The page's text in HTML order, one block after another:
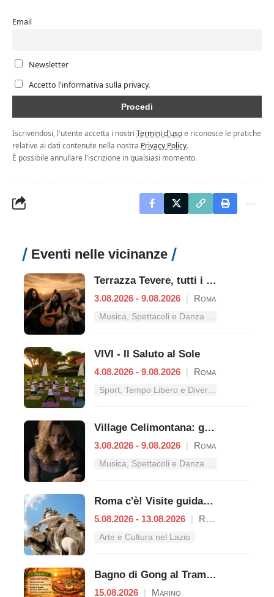
Email
Newsletter
Accetto l'informativa sulla privacy.
Iscrivendosi, l'utente accetta i nostri Termini d'usoe riconosce le pratiche
relative ai dati contenute nella nostra Privacy Policy.
È possibile annullare l'iscrizione in qualsiasi momento.
Eventi nelle vicinanze
Terrazza Tevere, tutti i concerti dal 3 al 9 agosto
3.08.2026 - 9.08.2026 | Roma
VIVI - Il Saluto al Sole
4.08.2026 - 9.08.2026 | Roma
Village Celimontana: gli appuntamenti dal 3 al 9 agosto
3.08.2026 - 9.08.2026 | Roma
Roma c'è! Visite guidate (anche per bambini) dal 5 al 13 agosto 2026
5.08.2026 - 13.08.2026 | Roma
Arte e Cultura nel Lazio
Bagno di Gong al Tramonto | Cena Veg
15.08.2026 | Marino